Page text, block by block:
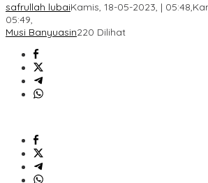
safrullah lubaiKamis, 18-05-2023, | 05:48,
05:49,
Musi Banyuasin220 Dilihat